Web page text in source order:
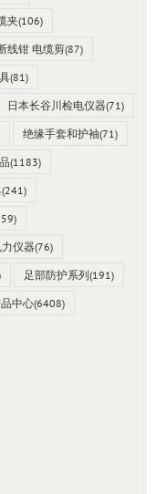
夹(106)
线钳 电缆剪(87)
(81)
日本长谷川检电仪器(71)
绝缘手套和护袖(71)
(1183)
(241)
力仪器(76)
足部防护系列(191)
中心(6408)